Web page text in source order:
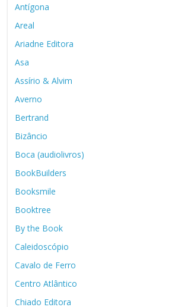
Antígona
Areal
Ariadne Editora
Asa
Assírio & Alvim
Averno
Bertrand
Bizâncio
Boca (audiolivros)
BookBuilders
Booksmile
Booktree
By the Book
Caleidoscópio
Cavalo de Ferro
Centro Atlântico
Chiado Editora